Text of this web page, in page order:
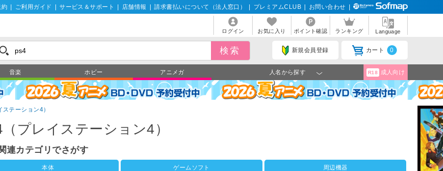
約 ご利用ガイド サービス＆サポート 店舗情報 請求書払いについて（法人窓口） プレミアムCLUB お問い合わせ
ログイン お気に入り ポイント確認 ランキング Language
新規会員登録 カート 0
音楽 ホビー アニメガ 人名から探す R18 成人向け
ステーション4）
プレイステーション4）
連カテゴリでさがす
本体 ゲームソフト 周辺機器